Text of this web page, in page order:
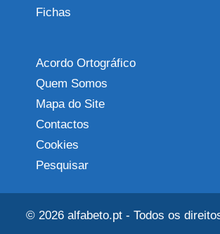
Fichas
Acordo Ortográfico
Quem Somos
Mapa do Site
Contactos
Cookies
Pesquisar
© 2026 alfabeto.pt - Todos os